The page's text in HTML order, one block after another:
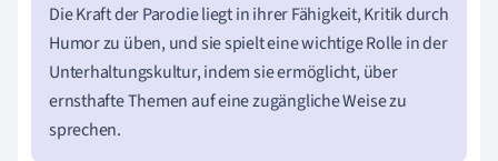
Die Kraft der Parodie liegt in ihrer Fähigkeit, Kritik durch
Humor zu üben, und sie spielt eine wichtige Rolle in der
Unterhaltungskultur, indem sie ermöglicht, über
ernsthafte Themen auf eine zugängliche Weise zu
sprechen.